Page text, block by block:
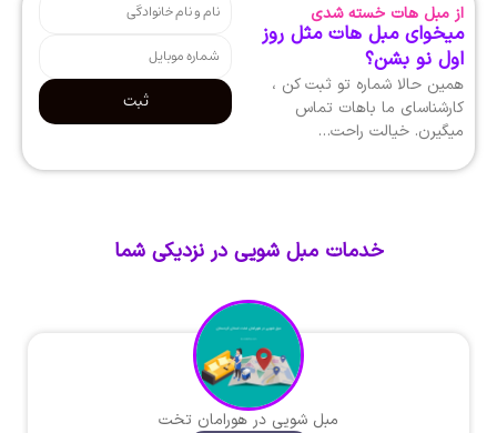
از مبل هات خسته شدی
میخوای مبل هات مثل روز
اول نو بشن؟
همین حالا شماره تو ثبت کن ،
کارشناسای ما باهات تماس
میگیرن. خیالت راحت…
ثبت
خدمات مبل شویی در نزدیکی شما
مبل شویی در هورامان تخت